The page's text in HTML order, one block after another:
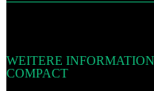
WEITERE
COMPACT